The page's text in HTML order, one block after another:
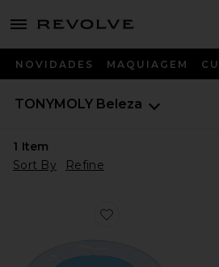
menu - shows more content
NOVIDADES MAQUIAGEM
TONYMOLY Beleza
1 Item
Sort By
Refine
Favorite Moisture Boost